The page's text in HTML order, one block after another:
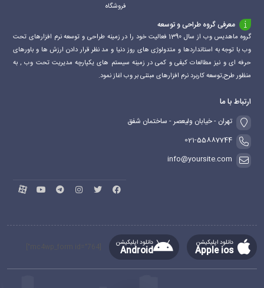
فروشگاه
معرفی گروه طراحی و توسعه
گروه ماهدیس وب از سال 1390 فعالیت خود را در زمینه طراحی و توسعه نرم افزارهای تحت
وب با توجه به استانداردها و متدولوژی های روز دنیا و مد نظر قرار دادن ارزش ها و باورهای
حرفه ای و نیز مطالعات کیفی و کمی در زمینه سیستم های یکپارچه مدیریت تحت وب , به
منظور طرح,توسعه کاربرد نرم افزارهای مبتنی بر وب اغاز نمود.
ارتباط با ما
تهران - خیابان ولیعصر - ساختمان شفق
021-55887744
info@yoursite.com
دانلود اپلیکیشن
Apple ios
دانلود اپلیکیشن
Android